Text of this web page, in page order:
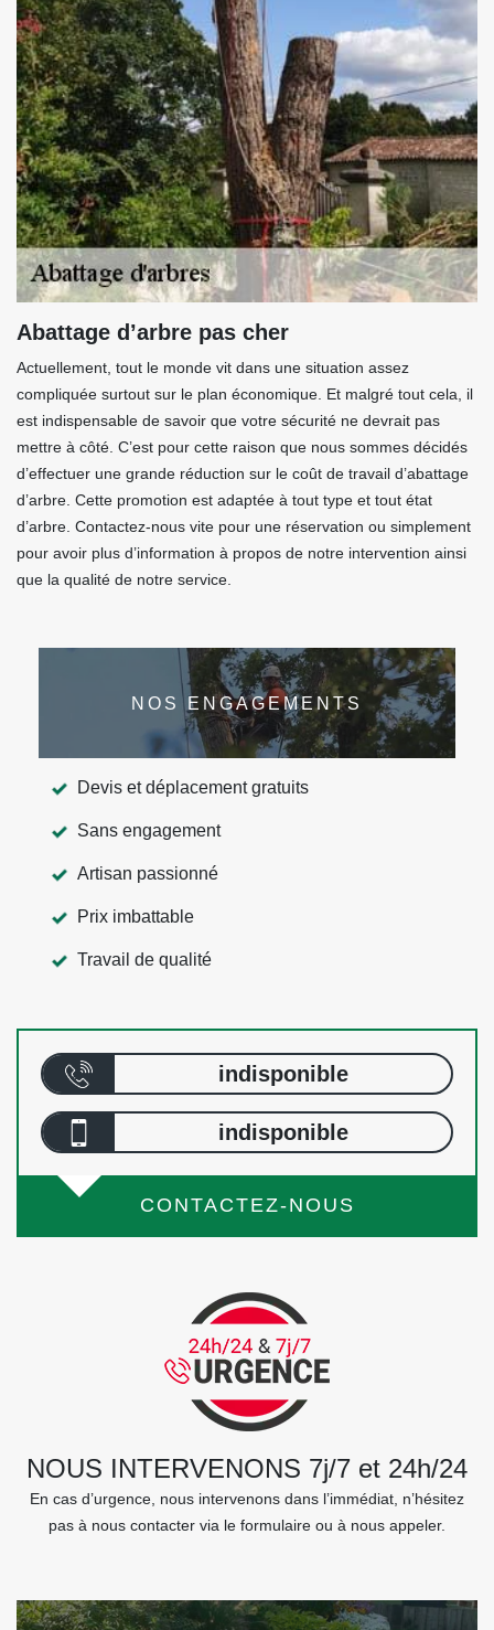
Abattage d’arbre pas cher
Actuellement, tout le monde vit dans une situation assez
compliquée surtout sur le plan économique. Et malgré tout cela, il
est indispensable de savoir que votre sécurité ne devrait pas
mettre à côté. C’est pour cette raison que nous sommes décidés
d’effectuer une grande réduction sur le coût de travail d’abattage
d’arbre. Cette promotion est adaptée à tout type et tout état
d’arbre. Contactez-nous vite pour une réservation ou simplement
pour avoir plus d’information à propos de notre intervention ainsi
que la qualité de notre service.
NOS ENGAGEMENTS
Devis et déplacement gratuits
Sans engagement
Artisan passionné
Prix imbattable
Travail de qualité
indisponible
indisponible
CONTACTEZ-NOUS
NOUS INTERVENONS 7j/7 et 24h/24
En cas d’urgence, nous intervenons dans l’immédiat, n’hésitez
pas à nous contacter via le formulaire ou à nous appeler.